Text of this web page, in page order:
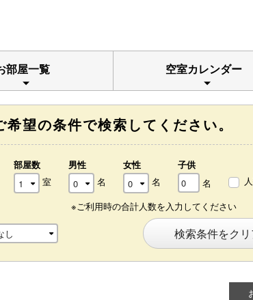
部屋一覧 空室カレンダー
希望の条件で検索してください。
部屋数
室
男性
名
女性
名
子供
名
※ご利用時の合計人数を入力してください
検索条件をクリ